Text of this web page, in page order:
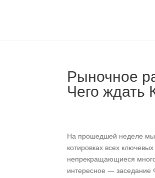
Рыночное
Чего ждать
На прошедшей неделе мы
котировках всех
непрекращающиеся
интересное — заседание